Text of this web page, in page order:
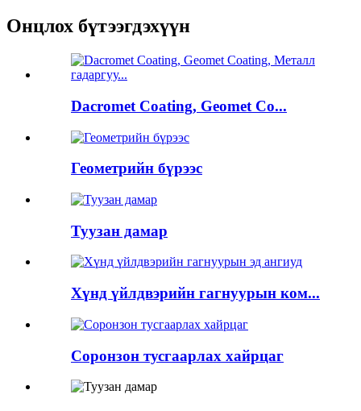
Онцлох бүтээгдэхүүн
Dacromet Coating, Geomet Co...
Геометрийн бүрээс
Туузан дамар
Хүнд үйлдвэрийн гагнуурын ком...
Соронзон тусгаарлах хайрцаг